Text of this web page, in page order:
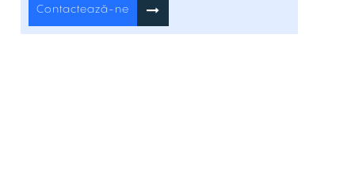
Caderea Bastiliei 64
Str. Caderea Bastiliei 64 , Romană , București
Contactează-ne